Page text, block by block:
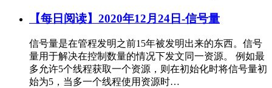
【每日阅读】2020年12月24日-信号量
信号量是在管程发明之前15年被发明出来的东西。信号
量用于解决在控制数量的情况下发文同一资源。 例如最
多允许5个线程获取一个资源，则在初始化时将信号量初
始为5，当多一个线程使用资源时…